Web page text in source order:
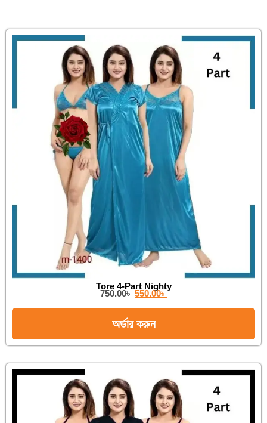
Tore 4-Part Nighty
750.00৳ 550.00৳
অর্ডার করুন